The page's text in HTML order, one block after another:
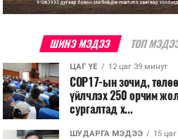
ШИНЭ МЭДЭЭ ТОП
ЦАГ ҮЕ 12 цаг 39 минут
COP17-ын зочид,
үйлчлэх 250 орчим
сургалтад х...
ШУДАРГА МЭДЭЭ 15